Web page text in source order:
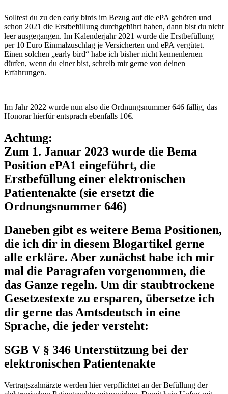
Solltest du zu den early birds im Bezug auf die ePA gehören und
schon 2021 die Erstbefüllung durchgeführt haben, dann bist du nicht
leer ausgegangen. Im Kalenderjahr 2021 wurde die Erstbefüllung
per 10 Euro Einmalzuschlag je Versicherten und ePA vergütet.
Einen solchen „early bird“ habe ich bisher nicht kennenlernen
dürfen, wenn du einer bist, schreib mir gerne von deinen
Erfahrungen.
Im Jahr 2022 wurde nun also die Ordnungsnummer 646 fällig, das
Honorar hierfür entsprach ebenfalls 10€.
Achtung:
Zum 1. Januar 2023 wurde die Bema
Position ePA1 eingeführt, die
Erstbefüllung einer elektronischen
Patientenakte (sie ersetzt die
Ordnungsnummer 646)
Daneben gibt es weitere Bema Positionen,
die ich dir in diesem Blogartikel gerne
alle erkläre. Aber zunächst habe ich mir
mal die Paragrafen vorgenommen, die
das Ganze regeln. Um dir staubtrockene
Gesetzestexte zu ersparen, übersetze ich
dir gerne das Amtsdeutsch in eine
Sprache, die jeder versteht:
SGB V § 346 Unterstützung bei der
elektronischen Patientenakte
Vertragszahnärzte werden hier verpflichtet an der Befüllung der